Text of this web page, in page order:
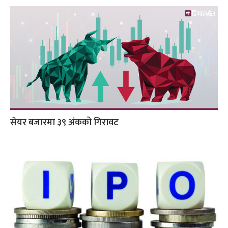
सेयर बजारमा ३९ अंकको गिरावट